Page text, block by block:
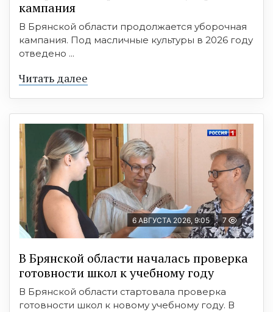
кампания
В Брянской области продолжается уборочная
кампания. Под масличные культуры в 2026 году
отведено ...
Читать далее
6 АВГУСТА 2026, 9:05 7
В Брянской области началась проверка
готовности школ к учебному году
В Брянской области стартовала проверка
готовности школ к новому учебному году. В